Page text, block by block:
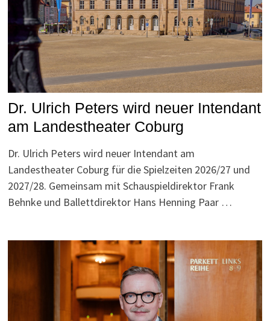
Dr. Ulrich Peters wird neuer Intendant
am Landestheater Coburg
Dr. Ulrich Peters wird neuer Intendant am
Landestheater Coburg für die Spielzeiten 2026/27 und
2027/28. Gemeinsam mit Schauspieldirektor Frank
Behnke und Ballettdirektor Hans Henning Paar …